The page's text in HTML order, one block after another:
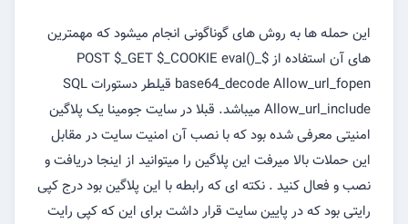
این حمله ها به روش های گوناگونی انجام میشود که مهمترین
های آن استفاده از $_POST $_GET $_COOKIE eval()
base64_decode Allow_url_fopen قیلطر دستورات SQL
Allow_url_include میباشد. قبلا در سایت جومینا یک پلاگین
امنیتی معرفی شده بود که با نصب آن امنیت سایت در مقابل
این حملات بالا میرفت این پلاگین را میتوانید از اینجا دریافت و
نصب و فعال کنید . نکته ای که رابطه با این پلاگین بود درج کپی
رایتی بود که در پایین سایت قرار داشت برای این که کپی رایت